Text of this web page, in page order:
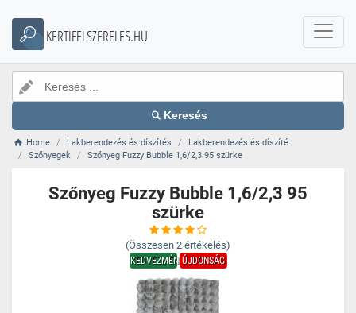
KERTIFELSZERELES.HU
Keresés
Home Lakberendezés és díszítés
Lakberendezés és díszíté
Szőnyegek
Szőnyeg Fuzzy Bubble 1,6/2,3 95 szürke
Szőnyeg Fuzzy Bubble 1,6/2,3 95
szürke
(Összesen 2 értékelés)
KEDVEZMÉNYÚJDONSÁG